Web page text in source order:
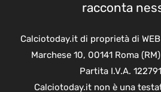
racconta
Calciotoday.it di proprietà di
Marchese 10, 00141 Roma
Partita I.V.A.
Calciotoday.it non è una